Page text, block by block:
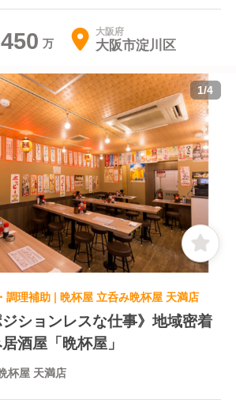
大阪府
大阪市淀川区
1/4
調理補助 | 晩杯屋 立呑み晩杯屋 天満店
ジションレスな仕事》地域密着
酒屋「晩杯屋」
杯屋 天満店